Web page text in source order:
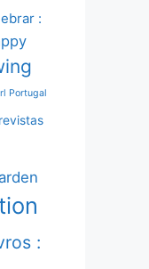
:
Portugal
: